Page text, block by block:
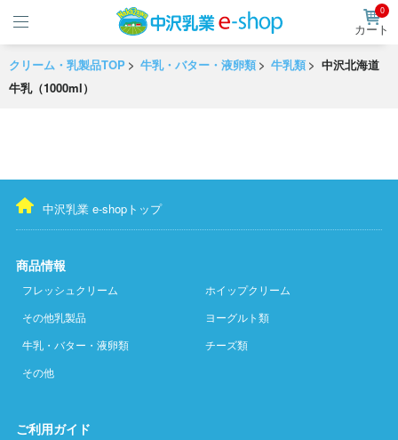
0
カート
クリーム・乳製品TOP 牛乳・バター・液卵類 牛乳類
中沢北海道
牛乳（1000ml）
中沢乳業 e-shopトップ
商品情報
フレッシュクリーム
ホイップクリーム
その他乳製品
ヨーグルト類
牛乳・バター・液卵類
チーズ類
その他
ご利用ガイド